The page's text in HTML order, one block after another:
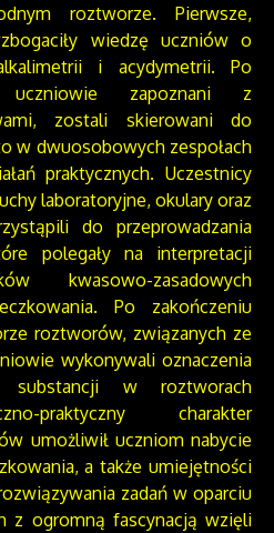
roztworze. Pierwsze,
wiedzę uczniów o
i acydymetrii. Po
uczniowie zapoznani z
zostali skierowani do
w dwuosobowych zespołach
praktycznych. Uczestnicy
laboratoryjne, okulary oraz
do przeprowadzania
polegały na interpretacji
kwasowo-zasadowych
Po zakończeniu
roztworów, związanych ze
wykonywali oznaczenia
substancji w roztworach
praktyczny charakter
umożliwił uczniom nabycie
a także umiejętności
zadań w oparciu
z ogromną fascynacją wzięli